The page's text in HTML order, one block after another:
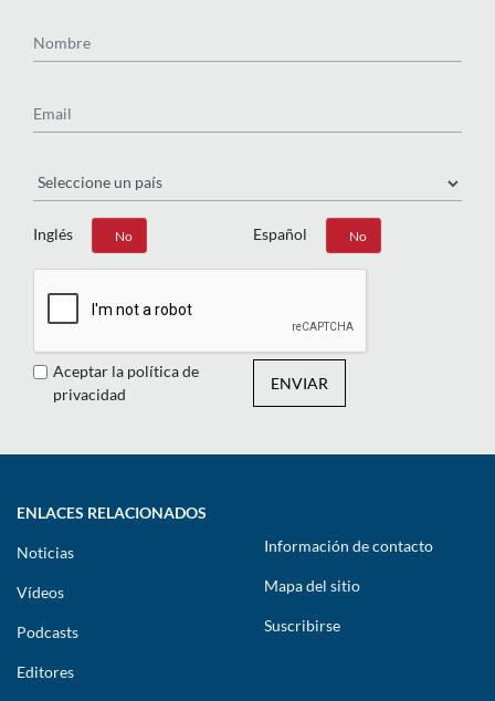
Inglés
Sí No Español
Sí No
Aceptar la política de
privacidad
ENVIAR
ENLACES RELACIONADOS
Noticias
Vídeos
Podcasts
Editores
Información de contacto
Mapa del sitio
Suscribirse